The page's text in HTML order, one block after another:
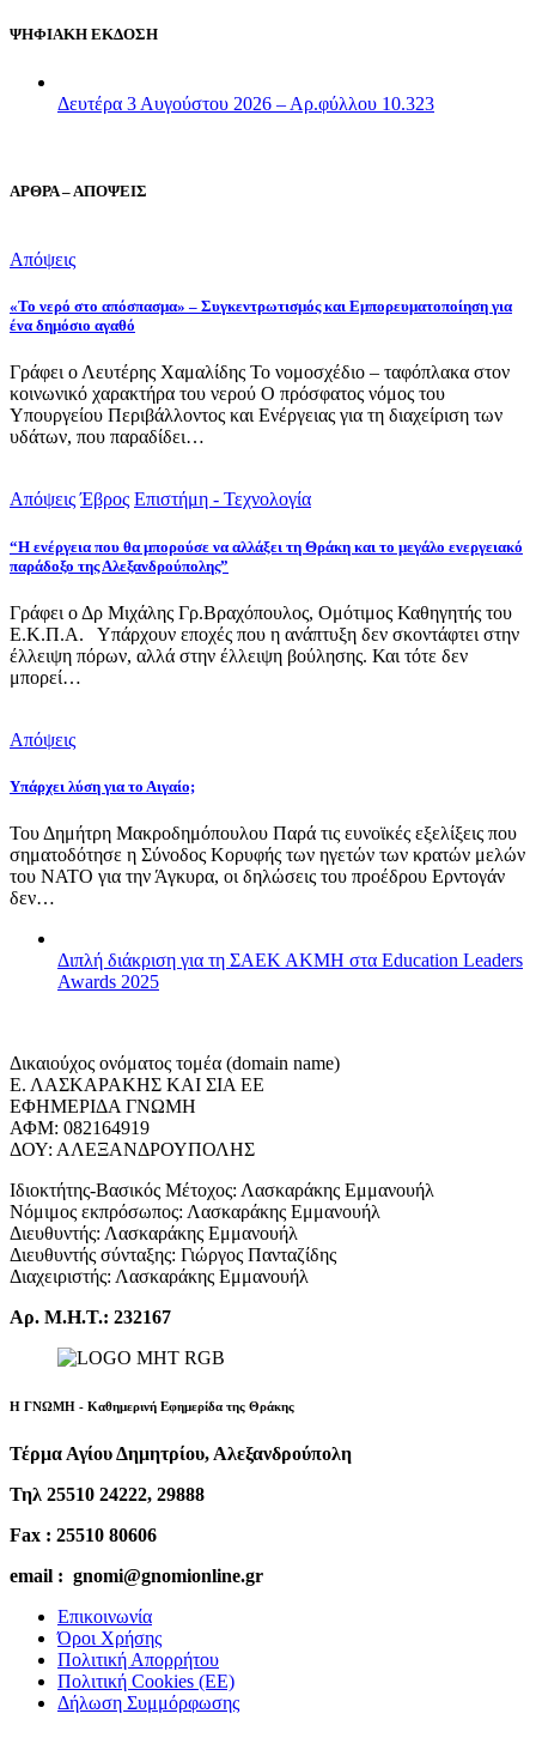
ΨΗΦΙΑΚΗ ΕΚΔΟΣΗ
Δευτέρα 3 Αυγούστου 2026 – Αρ.φύλλου 10.323
ΑΡΘΡΑ – ΑΠΟΨΕΙΣ
Απόψεις
«Το νερό στο απόσπασμα» – Συγκεντρωτισμός και Εμπορευματοποίηση για
ένα δημόσιο αγαθό
Γράφει ο Λευτέρης Χαμαλίδης Το νομοσχέδιο – ταφόπλακα στον
κοινωνικό χαρακτήρα του νερού Ο πρόσφατος νόμος του
Υπουργείου Περιβάλλοντος και Ενέργειας για τη διαχείριση των
υδάτων, που παραδίδει…
Απόψεις Έβρος Επιστήμη - Τεχνολογία
“Η ενέργεια που θα μπορούσε να αλλάξει τη Θράκη και το μεγάλο ενεργειακό
παράδοξο της Αλεξανδρούπολης”
Γράφει ο Δρ Μιχάλης Γρ.Βραχόπουλος, Ομότιμος Καθηγητής του
Ε.Κ.Π.Α. Υπάρχουν εποχές που η ανάπτυξη δεν σκοντάφτει στην
έλλειψη πόρων, αλλά στην έλλειψη βούλησης. Και τότε δεν
μπορεί…
Απόψεις
Υπάρχει λύση για το Αιγαίο;
Του Δημήτρη Μακροδημόπουλου Παρά τις ευνοϊκές εξελίξεις που
σηματοδότησε η Σύνοδος Κορυφής των ηγετών των κρατών μελών
του ΝΑΤΟ για την Άγκυρα, οι δηλώσεις του προέδρου Ερντογάν
δεν…
Διπλή διάκριση για τη ΣΑΕΚ ΑΚΜΗ στα Education Leaders
Awards 2025
Δικαιούχος ονόματος τομέα (domain name)
Ε. ΛΑΣΚΑΡΑΚΗΣ ΚΑΙ ΣΙΑ ΕΕ
ΕΦΗΜΕΡΙΔΑ ΓΝΩΜΗ
ΑΦΜ: 082164919
ΔΟΥ: ΑΛΕΞΑΝΔΡΟΥΠΟΛΗΣ
Ιδιοκτήτης-Βασικός Μέτοχος: Λασκαράκης Εμμανουήλ
Νόμιμος εκπρόσωπος: Λασκαράκης Εμμανουήλ
Διευθυντής: Λασκαράκης Εμμανουήλ
Διευθυντής σύνταξης: Γιώργος Πανταζίδης
Διαχειριστής: Λασκαράκης Εμμανουήλ
Αρ. Μ.Η.Τ.: 232167
Η ΓΝΩΜΗ - Καθημερινή Εφημερίδα της Θράκης
Τέρμα Αγίου Δημητρίου, Αλεξανδρούπολη
Τηλ 25510 24222, 29888
Fax : 25510 80606
email : gnomi@gnomionline.gr
Επικοινωνία
Όροι Χρήσης
Πολιτική Απορρήτου
Πολιτική Cookies (ΕΕ)
Δήλωση Συμμόρφωσης